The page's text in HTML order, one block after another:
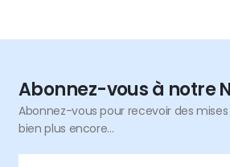
Abonnez-vous à notre
Abonnez-vous pour recevoir des
bien plus encore...